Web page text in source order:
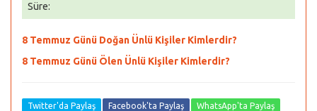
Süre:
8 Temmuz Günü Doğan Ünlü Kişiler Kimlerdir?
8 Temmuz Günü Ölen Ünlü Kişiler Kimlerdir?
Twitter'da Paylaş Facebook'ta Paylaş
WhatsApp'ta Paylaş